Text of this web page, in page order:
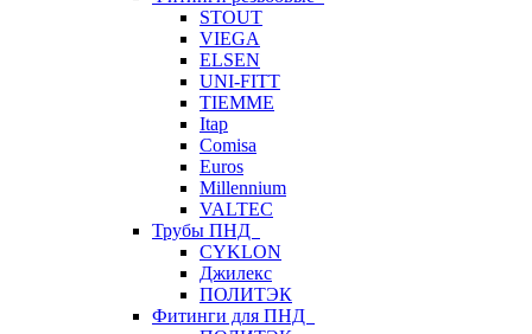
STOUT
VIEGA
ELSEN
UNI-FITT
TIEMME
Itap
Comisa
Euros
Millennium
VALTEC
Трубы ПНД
CYKLON
Джилекс
ПОЛИТЭК
Фитинги для ПНД